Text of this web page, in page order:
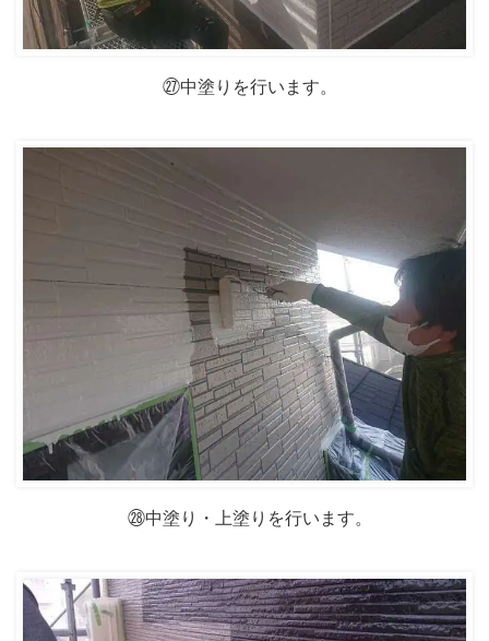
㉗中塗りを行います。
㉘中塗り・上塗りを行います。